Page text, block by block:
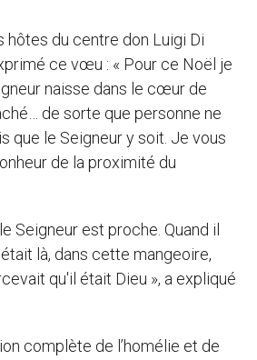
hôtes du centre don Luigi Di
ce vœu : « Pour ce Noël je
naisse dans le cœur de
de sorte que personne ne
que le Seigneur y soit. Je vous
de la proximité du
Seigneur est proche. Quand il
là, dans cette mangeoire,
qu'il était Dieu », a expliqué
complète de l’homélie et de